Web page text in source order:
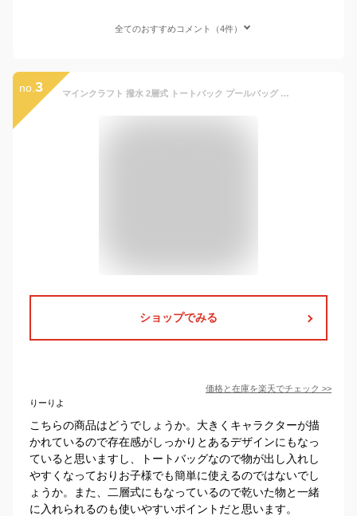
全てのおすすめコメント（4件）
no. 3 マインクラフト 撥水 2層式 トートバック プールバッグ 手提げ袋 レッスンバッグ スイミング 水泳バッグ ビーチバッグ 男の子 女の子 学校 保育園 幼稚園 minecraft かっこいい ブラック 黒 防水 マチあり マザーバッグ かばん 子供 バケット型 ビニールバッグ BAG
ショップでみる
価格と在庫を楽天でチェック >>
りーりよ
こちらの商品はどうでしょうか。大きくキャラクターが描
かれているので存在感がしっかりとあるデザインにもなっ
ていると思いますし、トートバッグなので物が出し入れし
やすくなっておりお子様でも簡単に使えるのではないでし
ょうか。また、二層式にもなっているので乾いた物と一緒
に入れられるのも使いやすいポイントだと思います。